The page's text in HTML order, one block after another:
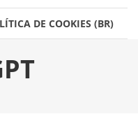
DE COOKIES (BR)